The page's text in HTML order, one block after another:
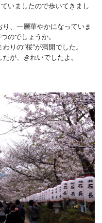
いましたので歩いてきまし
り、一層華やかになっていま
のでしょうか。
りの”桜”が満開でした。
が、きれいでしたよ。